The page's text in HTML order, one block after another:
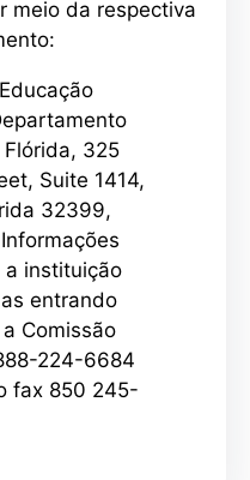
meio da respectiva
325
Suite 1414,
32399,
a instituição
entrando
Comissão
224-6684
fax 850 245-